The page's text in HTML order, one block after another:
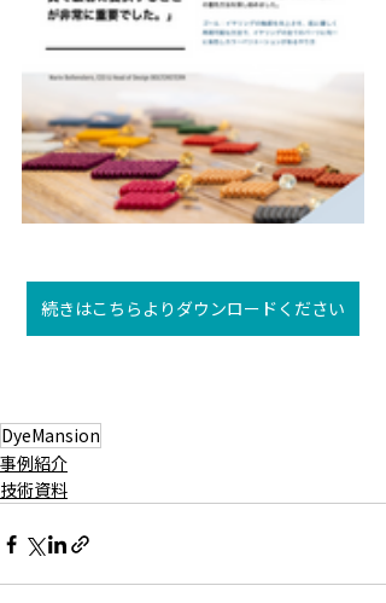
続きはこちらよりダウンロードください
DyeMansion
事例紹介
技術資料